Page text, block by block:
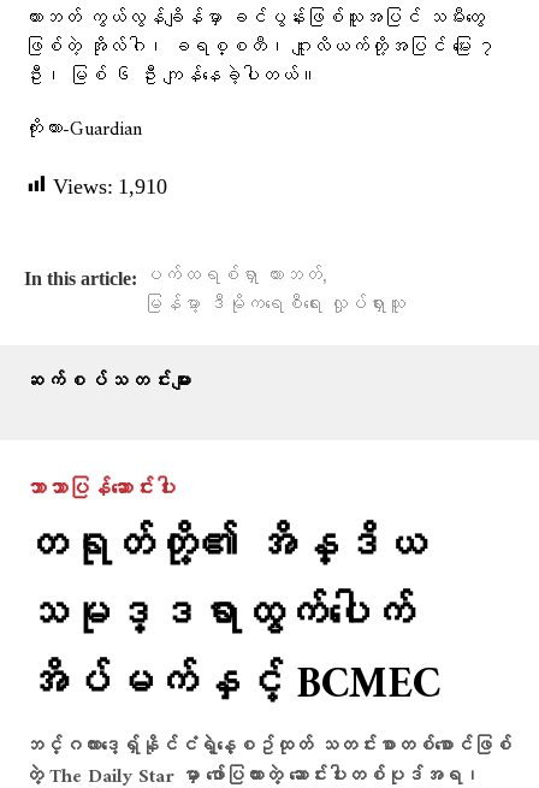
ဟားဘတ် ကွယ်လွန်ချိန်မှာ ခင်ပွန်းဖြစ်သူအပြင် သမီးတွေ
ဖြစ်တဲ့ အိုလ်ဂါ၊ ခရစ္စတီ၊ ဂျူးလိယက်တို့အပြင် မြေး ၇
ဦး၊ မြစ် ၆ ဦး ကျန်နေခဲ့ပါတယ်။
ကိုးကား-Guardian
Views: 1,910
In this article: ပက်ထရစ်ရှာ ဟားဘတ်,
မြန်မာ့ ဒီမိုကရေစီရေး လှုပ်ရှားသူ
ဆက်စပ်သတင်းများ
ဘာသာပြန်ဆောင်းပါး
တရုတ်တို့၏ အိန္ဒိယ
သမုဒ္ဒရာထွက်ပေါက်
အိပ်မက်နှင့် BCMEC
ဘင်္ဂလားဒေ့ရှ်နိုင်ငံရဲ့နေ့စဥ်ထုတ် သတင်းစာတစ်စောင်ဖြစ်
တဲ့ The Daily Star မှာ ဖော်ပြထားတဲ့ ဆောင်းပါးတစ်ပုဒ်အရ၊